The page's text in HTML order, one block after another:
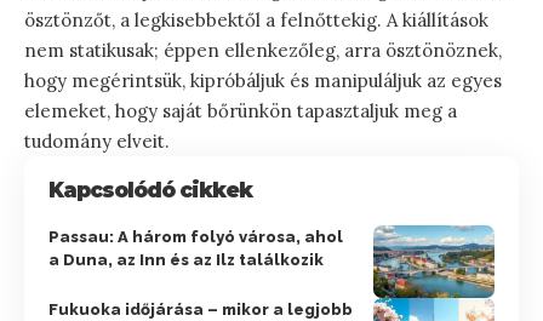
ösztönzőt, a legkisebbektől a felnőttekig. A kiállítások
nem statikusak; éppen ellenkezőleg, arra ösztönöznek,
hogy megérintsük, kipróbáljuk és manipuláljuk az egyes
elemeket, hogy saját bőrünkön tapasztaljuk meg a
tudomány elveit.
Kapcsolódó cikkek
Passau: A három folyó városa, ahol
a Duna, az Inn és az Ilz találkozik
Fukuoka időjárása – mikor a legjobb